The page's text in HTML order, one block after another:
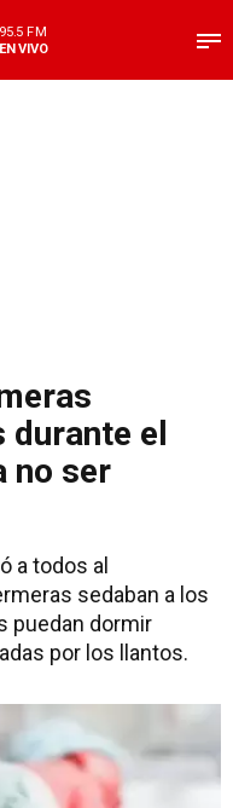
95.5 FM
EN VIVO
durante el
no ser
a todos al
sedaban a los
puedan dormir
por los llantos.